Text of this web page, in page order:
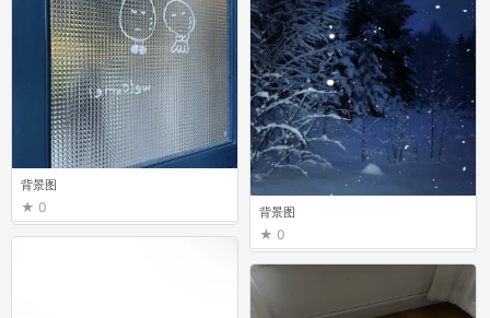
背景图
0 背景图
0